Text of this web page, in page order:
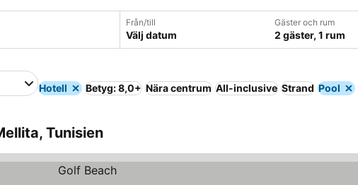
Från/till
Välj datum
Gäster och rum
2 gäster, 1 rum
Hotell Betyg: 8,0+ Nära centrum All-inclusive Strand Pool
Tunisien